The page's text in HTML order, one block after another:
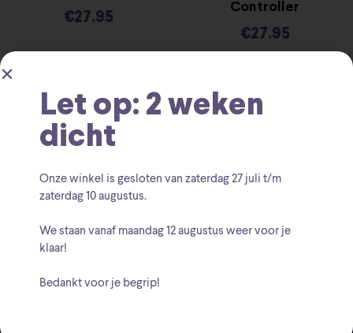
€27.95
Controller
€27.95
Let op: 2 weken
dicht
Onze winkel is gesloten van zaterdag27 juli t/m
zaterdag 10 augustus.
We staan vanaf maandag 12 augustus weer voor je
klaar!
Bedankt voor je begrip!